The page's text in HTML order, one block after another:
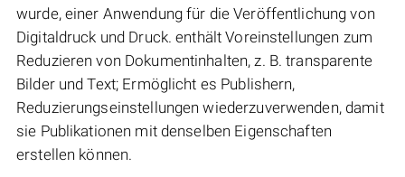
wurde, einer Anwendung für die Veröffentlichung von
Digitaldruck und Druck. enthält Voreinstellungen zum
Reduzieren von Dokumentinhalten, z. B. transparente
Bilder und Text; Ermöglicht es Publishern,
Reduzierungseinstellungen wiederzuverwenden, damit
sie Publikationen mit denselben Eigenschaften
erstellen können.